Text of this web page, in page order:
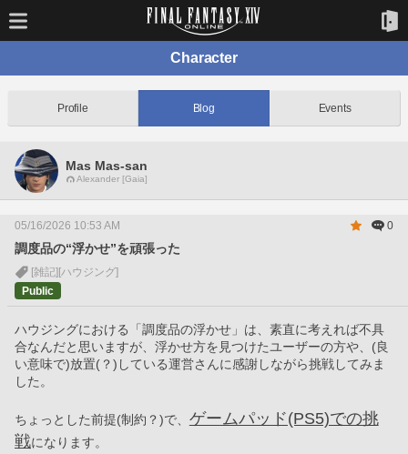
Character
Profile Blog Events
Mas Mas-san
Alexander [Gaia]
05/16/2026 10:53 AM 0
調度品の“浮かせ”を頑張った
[雑記] [ハウジング]
Public
ハウジングにおける「調度品の浮かせ」は、素直に考えれば不具
合なんだと思いますが、浮かせ方を見つけたユーザーの方や、(良
い意味で)放置(？)している運営さんに感謝しながら挑戦してみま
した。
ちょっとした前提(制約？)で、 ゲームパッド(PS5)での挑
戦になります。